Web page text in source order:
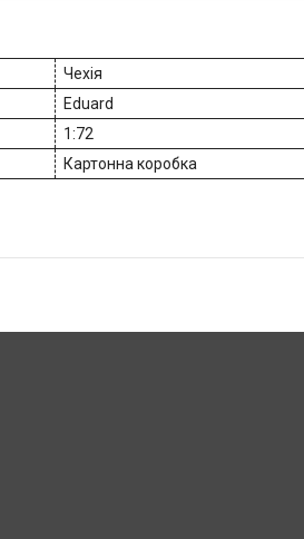
Чехія
Eduard
1:72
Картонна коробка